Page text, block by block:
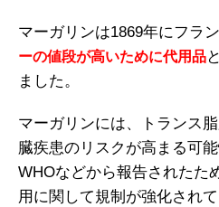
マーガリンは1869年にフラ
ーの値段が高いために代用品
ました。
マーガリンには、トランス
臓疾患のリスクが高まる可
WHOなどから報告されたた
用に関して規制が強化されて